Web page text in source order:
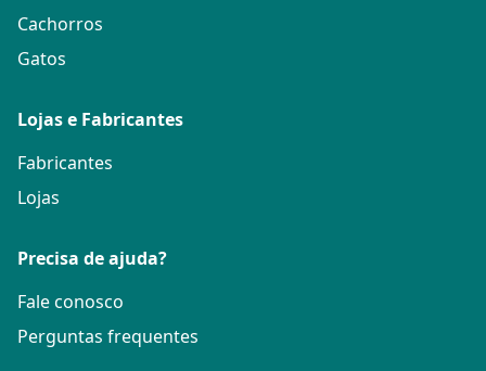
Cachorros
Gatos
Lojas e Fabricantes
Fabricantes
Lojas
Precisa de ajuda?
Fale conosco
Perguntas frequentes